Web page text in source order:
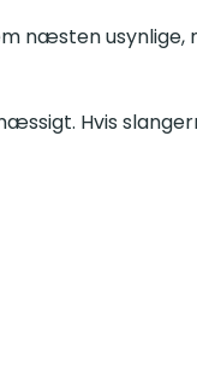
næsten
Hvis